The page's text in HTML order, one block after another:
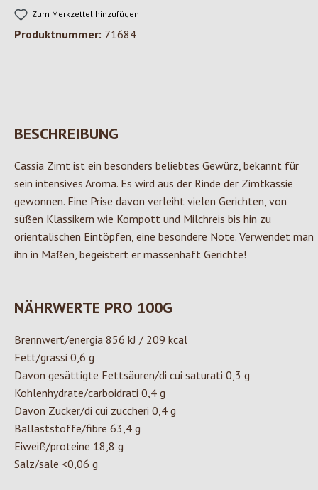
Zum Merkzettel hinzufügen
Produktnummer: 71684
BESCHREIBUNG
Cassia Zimt ist ein besonders beliebtes Gewürz, bekannt für
sein intensives Aroma. Es wird aus der Rinde der Zimtkassie
gewonnen. Eine Prise davon verleiht vielen Gerichten, von
süßen Klassikern wie Kompott und Milchreis bis hin zu
orientalischen Eintöpfen, eine besondere Note. Verwendet man
ihn in Maßen, begeistert er massenhaft Gerichte!
NÄHRWERTE PRO 100G
Brennwert/energia 856 kJ / 209 kcal
Fett/grassi 0,6 g
Davon gesättigte Fettsäuren/di cui saturati 0,3 g
Kohlenhydrate/carboidrati 0,4 g
Davon Zucker/di cui zuccheri 0,4 g
Ballaststoffe/fibre 63,4 g
Eiweiß/proteine 18,8 g
Salz/sale <0,06 g